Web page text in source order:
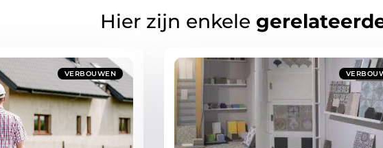
Hier zijn enkele
VERBOUWEN